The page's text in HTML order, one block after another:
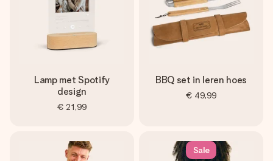
Lamp met Spotify
design
€ 21,99
BBQ set in leren hoes
€ 49,99
Sale